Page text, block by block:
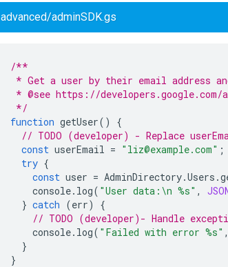
advanced/adminSDK.gs
/**
* Get a user by their email address
* @see https://
*/
function getUser()
{
// TODO (developer) - Replace
const userEmail = "liz@example.com" ;
try {
const user = AdminDirectory.Users .
console. log( "User data:\n %s" ,
} catch (err)
{
// TODO (developer)- Handle
console. log( "Failed with error %s" ,
}
}